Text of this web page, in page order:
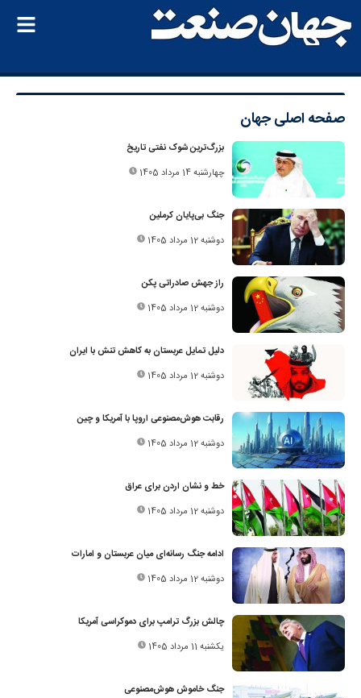
صفحه اصلیجهان
بزرگ‌ترین شوک نفتی تاریخ
چهارشنبه 14 مرداد 1405
جنگ بی‌پایان کرملین
دوشنبه 12 مرداد 1405
راز جهش صادراتی پکن
دوشنبه 12 مرداد 1405
دلیل تمایل عربستان به کاهش تنش با ایران
دوشنبه 12 مرداد 1405
رقابت هوش‌مصنوعی اروپا با آمریکا و چین
دوشنبه 12 مرداد 1405
خط و نشان اردن برای عراق
دوشنبه 12 مرداد 1405
ادامه جنگ رسانه‌ای میان عربستان و امارات
دوشنبه 12 مرداد 1405
چالش بزرگ ترامپ برای دموکراسی آمریکا
یکشنبه 11 مرداد 1405
جنگ خاموش هوش‌مصنوعی